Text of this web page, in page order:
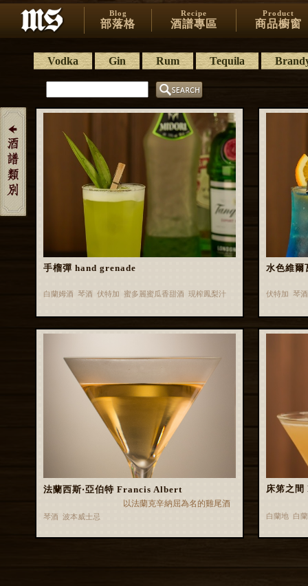
Blog
部落格
Recipe
酒譜專區
Product
商品櫥窗
Vodka Gin Rum Tequila
手榴彈 hand grenade
白蘭姆酒 琴酒 伏特加 蜜多麗蜜瓜香甜酒 現榨鳳梨汁
水色維爾
伏特加 琴
法蘭西斯‧亞伯特 Francis Albert
以法蘭克辛納屈為名的雞尾酒
琴酒 波本威士忌
床笫之間
白蘭地 白